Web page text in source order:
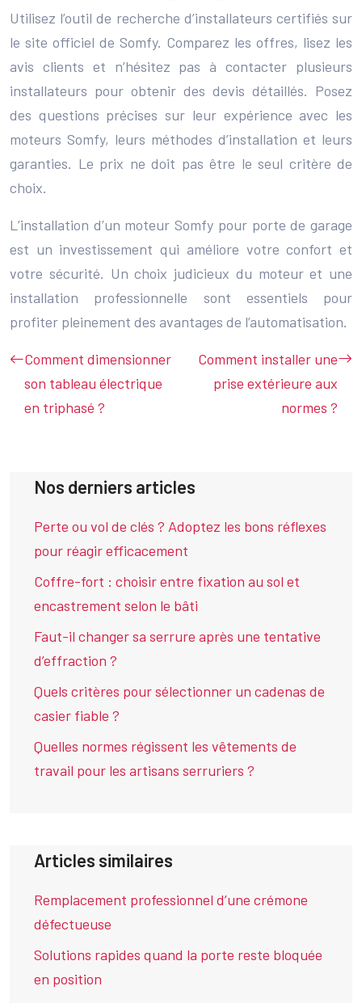
Utilisez l’outil de recherche d’installateurs certifiés sur
le site officiel de Somfy. Comparez les offres, lisez les
avis clients et n’hésitez pas à contacter plusieurs
installateurs pour obtenir des devis détaillés. Posez
des questions précises sur leur expérience avec les
moteurs Somfy, leurs méthodes d’installation et leurs
garanties. Le prix ne doit pas être le seul critère de
choix.
L’installation d’un moteur Somfy pour porte de garage
est un investissement qui améliore votre confort et
votre sécurité. Un choix judicieux du moteur et une
installation professionnelle sont essentiels pour
profiter pleinement des avantages de l’automatisation.
Comment dimensionner
son tableau électrique
en triphasé ?
Comment installer une
prise extérieure aux
normes ?
Nos derniers articles
Perte ou vol de clés ? Adoptez les bons réflexes
pour réagir efficacement
Coffre-fort : choisir entre fixation au sol et
encastrement selon le bâti
Faut-il changer sa serrure après une tentative
d’effraction ?
Quels critères pour sélectionner un cadenas de
casier fiable ?
Quelles normes régissent les vêtements de
travail pour les artisans serruriers ?
Articles similaires
Remplacement professionnel d’une crémone
défectueuse
Solutions rapides quand la porte reste bloquée
en position